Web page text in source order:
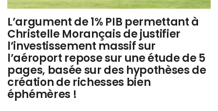
L’argument de 1% PIB permettant à
Christelle Morançais de justifier
l’investissement massif sur
l’aéroport repose sur une étude de 5
pages, basée sur des hypothèses de
création de richesses bien
éphémères !